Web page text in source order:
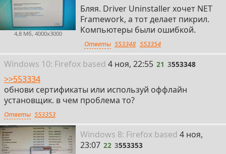
4,8 Мб, 4000x3000
Бляя. Driver Uninstaller хочет NET
Framework, а тот делает пикрил.
Компьютеры были ошибкой.
Ответы 553348 553354
Windows 10: Firefox based 21
4 ноя, 22:55 21 3553348
>>553334
обнови сертификаты или используй оффлайн
установщик. в чем проблема то?
Ответы 553353
Windows 8: Firefoxbased 22
4 ноя,
23:07 22 3553353